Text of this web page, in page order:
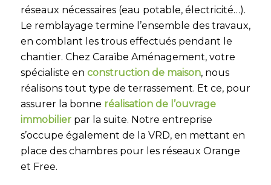
réseaux nécessaires (eau potable, électricité…).
Le remblayage termine l’ensemble des travaux,
en comblant les trous effectués pendant le
chantier. Chez Caraïbe Aménagement, votre
spécialiste en construction de maison, nous
réalisons tout type de terrassement. Et ce, pour
assurer la bonne réalisation de l’ouvrage
immobilierpar la suite. Notre entreprise
s’occupe également de la VRD, en mettant en
place des chambres pour les réseaux Orange
et Free.